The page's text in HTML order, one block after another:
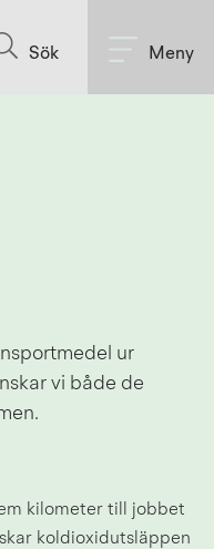
Sök Meny
ur
vi både de
kilometer till jobbet
koldioxidutsläppen